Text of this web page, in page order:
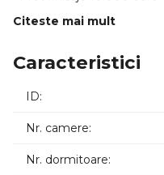
partea mării, la doar 200
tipuri de apartamente
vor mai mult decât un
Ceea ce îl diferențiază
Citeste mai mult
Caracteristici
ID:
Nr. camere:
Nr. dormitoare: